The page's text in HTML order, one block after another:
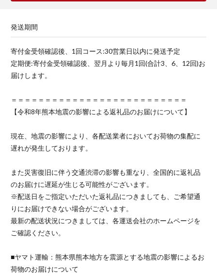
発送期間
寄付金受領確認後、1回コース:30営業日以内に発送予定
定期便:寄付金受領確認後、翌月より毎月1回(合計3、6、12回)お
届けします。
＝＝＝＝＝＝＝＝＝＝＝＝＝＝＝＝＝＝＝＝＝＝＝＝＝＝
【令和8年熊本地震の影響による返礼品のお届けについて】
現在、地震の影響により、各配送業者においてお荷物の集配に
遅れが発生しております。
また災害復旧に伴う交通渋滞の影響も重なり、全国的に返礼品
のお届けに遅延が生じる可能性がございます。
※配送日をご指定いただいた返礼品につきましても、ご希望通
りにお届けできない場合がございます。
最新の配送状況につきましては、各運送会社のホームページを
ご確認ください。
■ヤマト運輸：熊本県熊本地方を震源とする地震の影響によるお
荷物のお届けについて